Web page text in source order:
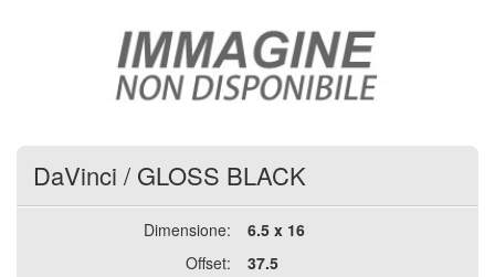
DaVinci / GLOSS BLACK
Dimensione:
6.5 x 16
Offset:
37.5